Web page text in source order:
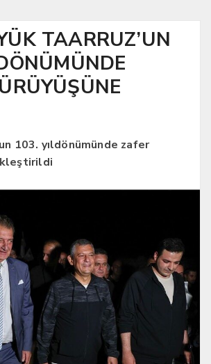
TAARRUZ’UN
103. yıldönümünde zafer